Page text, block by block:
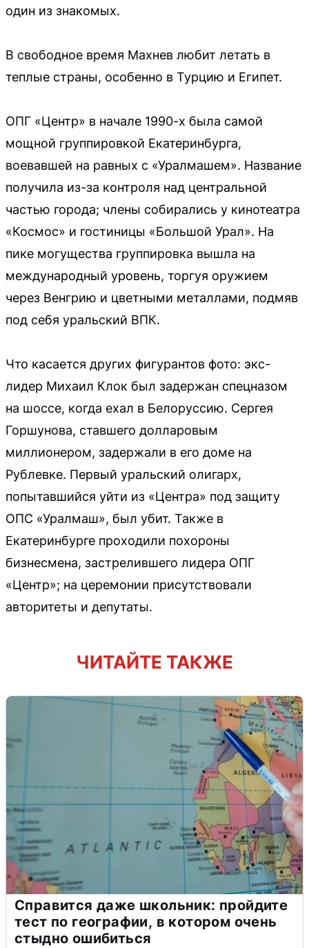
один из знакомых.
В свободное время Махнев любит летать в
теплые страны, особенно в Турцию и Египет.
ОПГ «Центр» в начале 1990-х была самой
мощной группировкой Екатеринбурга,
воевавшей на равных с «Уралмашем». Название
получила из-за контроля над центральной
частью города; члены собирались у кинотеатра
«Космос» и гостиницы «Большой Урал». На
пике могущества группировка вышла на
международный уровень, торгуя оружием
через Венгрию и цветными металлами, подмяв
под себя уральский ВПК.
Что касается других фигурантов фото: экс-
лидер Михаил Клок был задержан спецназом
на шоссе, когда ехал в Белоруссию. Сергея
Горшунова, ставшего долларовым
миллионером, задержали в его доме на
Рублевке. Первый уральский олигарх,
попытавшийся уйти из «Центра» под защиту
ОПС «Уралмаш», был убит. Также в
Екатеринбурге проходили похороны
бизнесмена, застрелившего лидера ОПГ
«Центр»; на церемонии присутствовали
авторитеты и депутаты.
ЧИТАЙТЕ ТАКЖЕ
Справится даже школьник: пройдите
тест по географии, в котором очень
стыдно ошибиться